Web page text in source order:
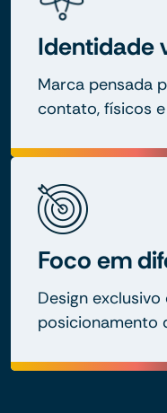
Identidade
Marca pensada
contato, físicos
Foco em
Design
posicionamento